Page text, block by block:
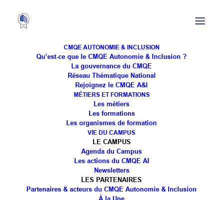
CMQE AUTONOMIE & INCLUSION
Qu’est-ce que le CMQE Autonomie & Inclusion ?
La gouvernance du CMQE
Réseau Thématique National
Rejoignez le CMQE A&I
MÉTIERS ET FORMATIONS
Les métiers
Les formations
Les organismes de formation
VIE DU CAMPUS
LE CAMPUS
Agenda du Campus
Les actions du CMQE AI
Newsletters
LES PARTENAIRES
Partenaires & acteurs du CMQE Autonomie & Inclusion
[CNSA] Habitat inclusif et
aide à la vie partagée
Le saviez-vous ? 💡